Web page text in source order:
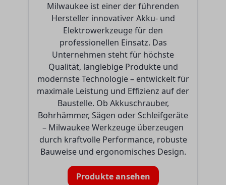
Milwaukee ist einer der führenden
Hersteller innovativer Akku- und
Elektrowerkzeuge für den
professionellen Einsatz. Das
Unternehmen steht für höchste
Qualität, langlebige Produkte und
modernste Technologie – entwickelt für
maximale Leistung und Effizienz auf der
Baustelle. Ob Akkuschrauber,
Bohrhämmer, Sägen oder Schleifgeräte
– Milwaukee Werkzeuge überzeugen
durch kraftvolle Performance, robuste
Bauweise und ergonomisches Design.
Produkte ansehen